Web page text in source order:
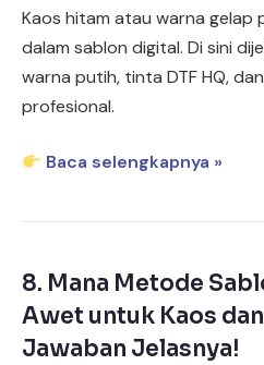
Kaos hitam atau warna gelap
dalam sablon digital. Di sini
warna putih, tinta DTF HQ,
profesional.
Baca selengkapnya »
8. Mana Metode
Awet untuk Kaos
Jawaban Jelasnya!